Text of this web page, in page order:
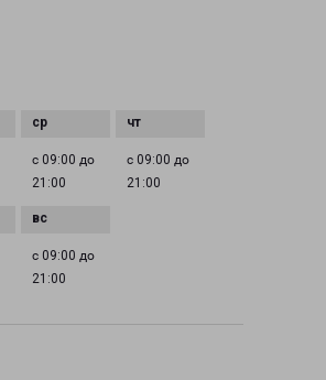
с 09:00 до
21:00
с 09:00 до
21:00
с 09:00 до
21:00